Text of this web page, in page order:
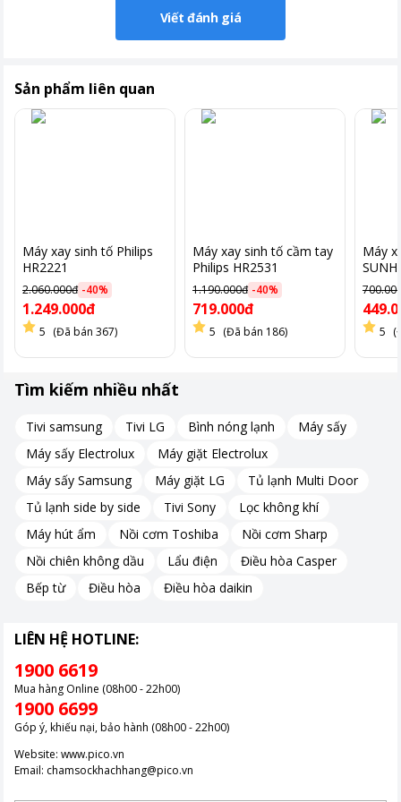
Thiết kế này không chỉ mang lại sự tiện lợi trong sử dụng mà
còn tô điểm thêm vẻ hiện đại cho không gian bếp của bạn.
Máy xay sinh tố Philips có nút nhấn bản to dễ dàng chỉnh 1 tốc
độ xay
Viết đánh giá
Sản phẩm liên quan
Máy xay sinh tố Philips
HR2221
2.060.000đ -40%
1.249.000đ
5 (Đã bán 367)
Máy xay sinh tố cầm tay
Philips HR2531
1.190.000đ -40%
719.000đ
5 (Đã bán 186)
Máy
cs
5
Tìm kiếm nhiều nhất
Tivi samsung Tivi LG Bình nóng lạnh
Máy sấy
Máy sấy Electrolux
Máy giặt Electrolux
Máy sấy Samsung
Máy giặt LG
Tủ lạnh Multi Door
Tủ lạnh side by side
Tivi Sony
Lọc không khí
Máy hút ẩm
Nồi cơm Toshiba
Nồi cơm Sharp
Nồi chiên không dầu
Lẩu điện
Điều hòa Casper
Bếp từ
Điều hòa Điều hòa daikin
LIÊN HỆ HOTLINE:
1900 6619
Mua hàng Online (08h00 - 22h00)
1900 6699
Góp ý, khiếu nại, bảo hành (08h00 - 22h00)
Website: www.pico.vn
Email: chamsockhachhang@pico.vn